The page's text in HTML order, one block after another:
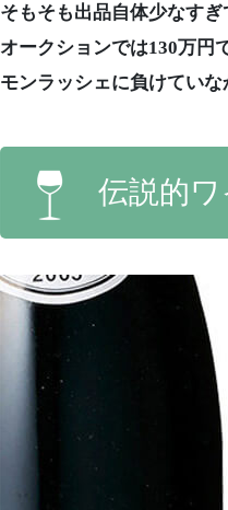
そもそも出品自体少なす
オークションでは130万円
モンラッシェに負けていな
伝説的ワ